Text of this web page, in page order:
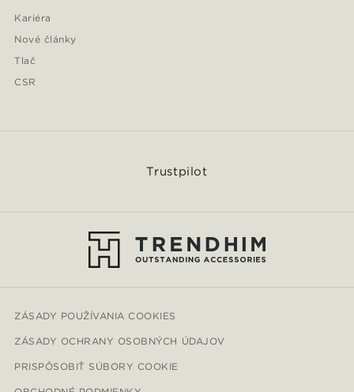
Kariéra
Nové články
Tlač
CSR
Trustpilot
ZÁSADY POUŽÍVANIA COOKIES
ZÁSADY OCHRANY OSOBNÝCH ÚDAJOV
PRISPÔSOBIŤ SÚBORY COOKIE